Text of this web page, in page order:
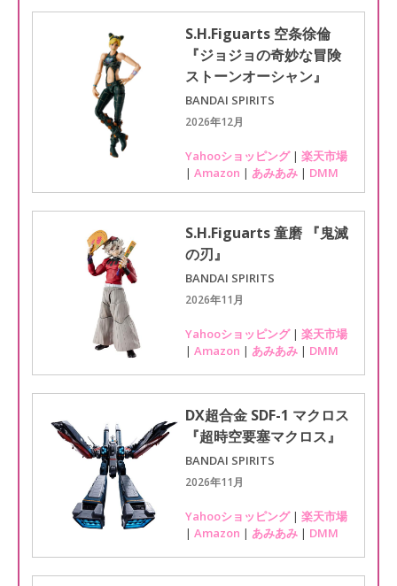
S.H.Figuarts 空条徐倫
『ジョジョの奇妙な冒険
ストーンオーシャン』
BANDAI SPIRITS
2026年12月
Yahooショッピング| 楽天市場
| Amazon | あみあみ | DMM
S.H.Figuarts 童磨 『鬼滅
の刃』
BANDAI SPIRITS
2026年11月
Yahooショッピング| 楽天市場
| Amazon | あみあみ | DMM
DX超合金 SDF-1 マクロス
『超時空要塞マクロス』
BANDAI SPIRITS
2026年11月
Yahooショッピング| 楽天市場
| Amazon | あみあみ | DMM